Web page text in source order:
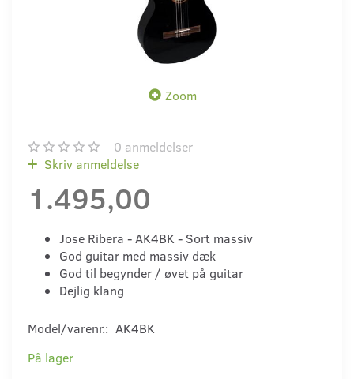
Zoom
0 anmeldelser
Skriv anmeldelse
1.495,00
Jose Ribera - AK4BK - Sort massiv
God guitar med massiv dæk
God til begynder / øvet på guitar
Dejlig klang
Model/varenr.: AK4BK
På lager